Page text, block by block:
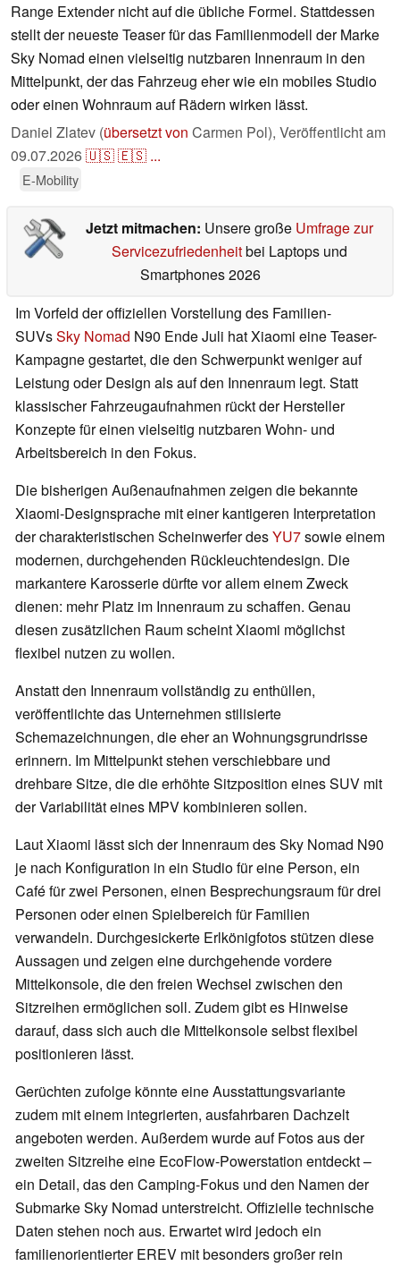
Range Extender nicht auf die übliche Formel. Stattdessen
stellt der neueste Teaser für das Familienmodell der Marke
Sky Nomad einen vielseitig nutzbaren Innenraum in den
Mittelpunkt, der das Fahrzeug eher wie ein mobiles Studio
oder einen Wohnraum auf Rädern wirken lässt.
Daniel Zlatev (übersetzt von Carmen Pol), Veröffentlicht am
09.07.2026🇺🇸🇪🇸 ...
E-Mobility
Jetzt mitmachen: Unsere große Umfrage zur
Servicezufriedenheitbei Laptops und
Smartphones 2026
Im Vorfeld der offiziellen Vorstellung des Familien-
SUVsSky Nomad N90 Ende Juli hat Xiaomi eine Teaser-
Kampagne gestartet, die den Schwerpunkt weniger auf
Leistung oder Design als auf den Innenraum legt. Statt
klassischer Fahrzeugaufnahmen rückt der Hersteller
Konzepte für einen vielseitig nutzbaren Wohn- und
Arbeitsbereich in den Fokus.
Die bisherigen Außenaufnahmen zeigen die bekannte
Xiaomi-Designsprache mit einer kantigeren Interpretation
der charakteristischen Scheinwerfer desYU7sowie einem
modernen, durchgehenden Rückleuchtendesign. Die
markantere Karosserie dürfte vor allem einem Zweck
dienen: mehr Platz im Innenraum zu schaffen. Genau
diesen zusätzlichen Raum scheint Xiaomi möglichst
flexibel nutzen zu wollen.
Anstatt den Innenraum vollständig zu enthüllen,
veröffentlichte das Unternehmen stilisierte
Schemazeichnungen, die eher an Wohnungsgrundrisse
erinnern. Im Mittelpunkt stehen verschiebbare und
drehbare Sitze, die die erhöhte Sitzposition eines SUV mit
der Variabilität eines MPV kombinieren sollen.
Laut Xiaomi lässt sich der Innenraum des Sky Nomad N90
je nach Konfiguration in ein Studio für eine Person, ein
Café für zwei Personen, einen Besprechungsraum für drei
Personen oder einen Spielbereich für Familien
verwandeln. Durchgesickerte Erlkönigfotos stützen diese
Aussagen und zeigen eine durchgehende vordere
Mittelkonsole, die den freien Wechsel zwischen den
Sitzreihen ermöglichen soll. Zudem gibt es Hinweise
darauf, dass sich auch die Mittelkonsole selbst flexibel
positionieren lässt.
Gerüchten zufolge könnte eine Ausstattungsvariante
zudem mit einem integrierten, ausfahrbaren Dachzelt
angeboten werden. Außerdem wurde auf Fotos aus der
zweiten Sitzreihe eine EcoFlow-Powerstation entdeckt –
ein Detail, das den Camping-Fokus und den Namen der
Submarke Sky Nomad unterstreicht. Offizielle technische
Daten stehen noch aus. Erwartet wird jedoch ein
familienorientierter EREV mit besonders großer rein